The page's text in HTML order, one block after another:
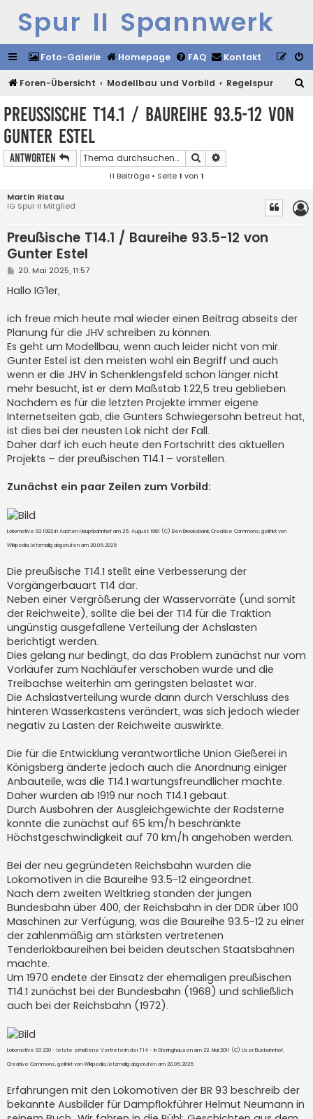
Spur II Spannwerk
Foto-Galerie Homepage FAQ Kontakt
Foren-Übersicht Modellbau und Vorbild Regelspur
Preußische T14.1 / Baureihe 93.5-12 von
Gunter Estel
Antworten Suche
11 Beiträge • Seite1 von 1
Martin Ristau
IG Spur II Mitglied
Preußische T14.1 / Baureihe 93.5-12 von
Gunter Estel
B
i
t
a
g
20. Mai 2025, 11:57
Hallo IG’ler,
ich freue mich heute mal wieder einen Beitrag abseits der
Planung für die JHV schreiben zu können.
Es geht um Modellbau, wenn auch leider nicht von mir.
Gunter Estel ist den meisten wohl ein Begriff und auch
wenn er die JHV in Schenklengsfeld schon länger nicht
mehr besucht, ist er dem Maßstab 1:22,5 treu geblieben.
Nachdem es für die letzten Projekte immer eigene
Internetseiten gab, die Gunters Schwiegersohn betreut hat,
ist dies bei der neusten Lok nicht der Fall.
Daher darf ich euch heute den Fortschritt des aktuellen
Projekts – der preußischen T14.1 – vorstellen.
Zunächst ein paar Zeilen zum Vorbild:
Lokomotive 93 1082 in Aachen Hauptbahnhof am 25. August 1961 (C) Ben Brooksbank, Creative Commons, gelinkt von
Wikipedia, letzmalig abgerufen am 20.05.2025
Die preußische T14.1 stellt eine Verbesserung der
Vorgängerbauart T14 dar.
Neben einer Vergrößerung der Wasservorräte (und somit
der Reichweite), sollte die bei der T14 für die Traktion
ungünstig ausgefallene Verteilung der Achslasten
berichtigt werden.
Dies gelang nur bedingt, da das Problem zunächst nur vom
Vorläufer zum Nachläufer verschoben wurde und die
Treibachse weiterhin am geringsten belastet war.
Die Achslastverteilung wurde dann durch Verschluss des
hinteren Wasserkastens verändert, was sich jedoch wieder
negativ zu Lasten der Reichweite auswirkte.
Die für die Entwicklung verantwortliche Union Gießerei in
Königsberg änderte jedoch auch die Anordnung einiger
Anbauteile, was die T14.1 wartungsfreundlicher machte.
Daher wurden ab 1919 nur noch T14.1 gebaut.
Durch Ausbohren der Ausgleichgewichte der Radsterne
konnte die zunächst auf 65 km/h beschränkte
Höchstgeschwindigkeit auf 70 km/h angehoben werden.
Bei der neu gegründeten Reichsbahn wurden die
Lokomotiven in die Baureihe 93.5-12 eingeordnet.
Nach dem zweiten Weltkrieg standen der jungen
Bundesbahn über 400, der Reichsbahn in der DDR über 100
Maschinen zur Verfügung, was die Baureihe 93.5-12 zu einer
der zahlenmäßig am stärksten vertretenen
Tenderlokbaureihen bei beiden deutschen Staatsbahnen
machte.
Um 1970 endete der Einsatz der ehemaligen preußischen
T14.1 zunächst bei der Bundesbahn (1968) und schließlich
auch bei der Reichsbahn (1972).
Lokomotive 93 230 - letzte erhaltene Vertreterin der T14 - in Dieringhausen am 22. Mai 2011 (C) User Busbahnhof,
Creative Commons, gelinkt von Wikipedia, letzmalig abgerufen am 20.05.2025
Erfahrungen mit den Lokomotiven der BR 93 beschreib der
bekannte Ausbilder für Dampflokführer Helmut Neumann in